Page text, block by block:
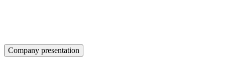
Company presentation